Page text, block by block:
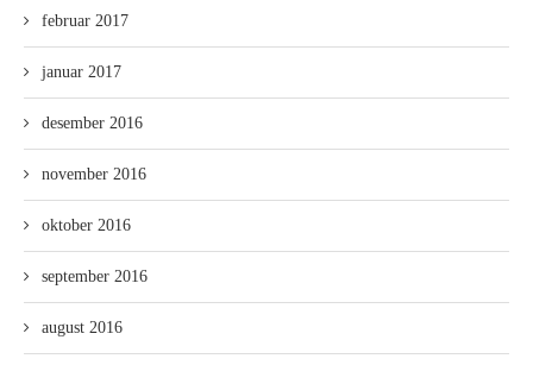
februar 2017
januar 2017
desember 2016
november 2016
oktober 2016
september 2016
august 2016